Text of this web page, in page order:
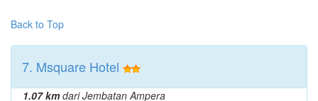
Back to Top
7. Msquare Hotel
1.07 kmdari Jembatan Ampera